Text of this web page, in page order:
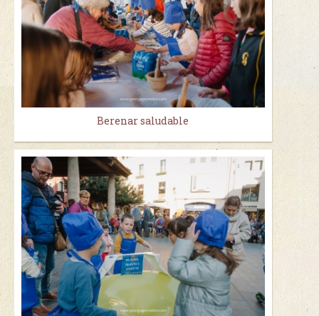
Berenar saludable